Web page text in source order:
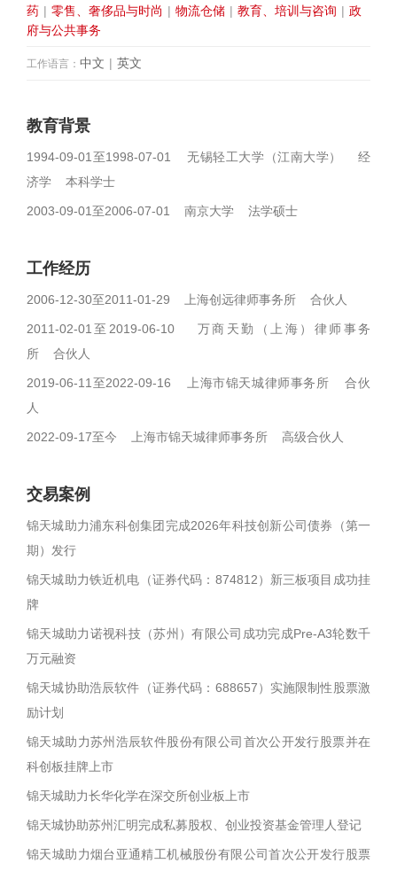
药 | 零售、奢侈品与时尚 | 物流仓储 | 教育、培训与咨询 | 政
府与公共事务
工作语言： 中文 | 英文
教育背景
1994-09-01至1998-07-01 无锡轻工大学（江南大学） 经
济学 本科学士
2003-09-01至2006-07-01 南京大学 法学硕士
工作经历
2006-12-30至2011-01-29 上海创远律师事务所 合伙人
2011-02-01至2019-06-10 万商天勤（上海）律师事务
所 合伙人
2019-06-11至2022-09-16 上海市锦天城律师事务所 合伙
人
2022-09-17至今 上海市锦天城律师事务所 高级合伙人
交易案例
锦天城助力浦东科创集团完成2026年科技创新公司债券（第一
期）发行
锦天城助力铁近机电（证券代码：874812）新三板项目成功挂
牌
锦天城助力诺视科技（苏州）有限公司成功完成Pre-A3轮数千
万元融资
锦天城协助浩辰软件（证券代码：688657）实施限制性股票激
励计划
锦天城助力苏州浩辰软件股份有限公司首次公开发行股票并在
科创板挂牌上市
锦天城助力长华化学在深交所创业板上市
锦天城协助苏州汇明完成私募股权、创业投资基金管理人登记
锦天城助力烟台亚通精工机械股份有限公司首次公开发行股票